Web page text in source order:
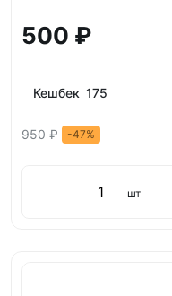
500 ₽
Кешбек 175
950 ₽ -47%
шт